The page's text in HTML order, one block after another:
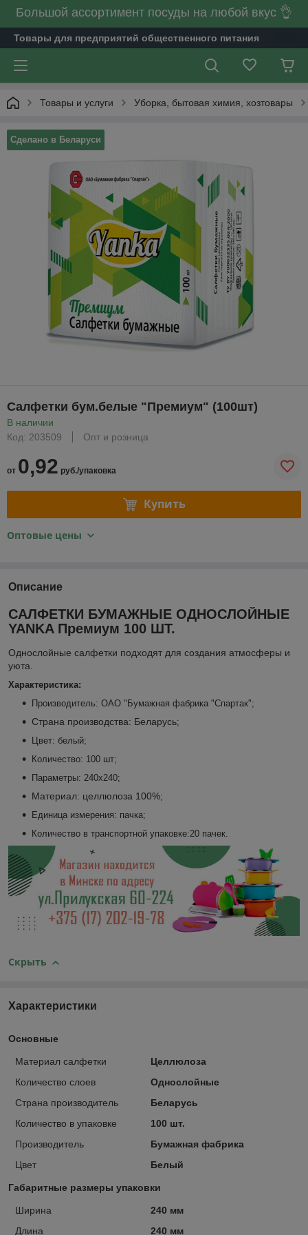
Большой ассортимент посуды на любой вкус 👌
Товары для предприятий общественного питания
Товары и услуги Уборка, бытовая химия, хозтовары
Сделано в Беларуси
Салфетки бум.белые "Премиум" (100шт)
В наличии
Код: 203509
Опт и розница
от 0,92 руб./упаковка
Купить
Оптовые цены
Описание
САЛФЕТКИ БУМАЖНЫЕ ОДНОСЛОЙНЫЕ
YANKA Премиум 100 ШТ.
Однослойные салфетки подходят для создания атмосферы и
уюта.
Характеристика:
Производитель: ОАО "Бумажная фабрика "Спартак";
Страна производства: Беларусь;
Цвет: белый;
Количество: 100 шт;
Параметры: 240х240;
Материал: целлюлоза 100%;
Единица измерения: пачка;
Количество в транспортной упаковке:20 пачек.
Скрыть
Характеристики
Основные
Материал салфетки
Целлюлоза
Количество слоев
Однослойные
Страна производитель
Беларусь
Количество в упаковке
100 шт.
Производитель
Бумажная фабрика
Цвет
Белый
Габаритные размеры упаковки
Ширина
240 мм
Длина
240 мм